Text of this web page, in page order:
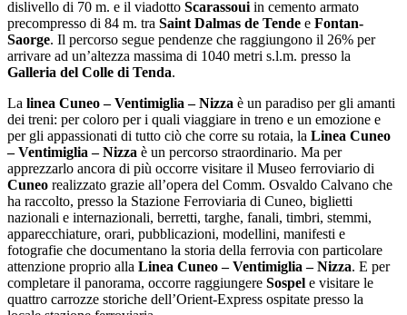
dislivello di 70 m. e il viadotto Scarassoui in cemento armato
precompresso di 84 m. tra Saint Dalmas de Tende e Fontan-
Saorge. Il percorso segue pendenze che raggiungono il 26% per
arrivare ad un’altezza massima di 1040 metri s.l.m. presso la
Galleria del Colle di Tenda.
La linea Cuneo – Ventimiglia – Nizza è un paradiso per gli amanti
dei treni: per coloro per i quali viaggiare in treno e un emozione e
per gli appassionati di tutto ciò che corre su rotaia, la Linea Cuneo
– Ventimiglia – Nizza è un percorso straordinario. Ma per
apprezzarlo ancora di più occorre visitare il Museo ferroviario di
Cuneo realizzato grazie all’opera del Comm. Osvaldo Calvano che
ha raccolto, presso la Stazione Ferroviaria di Cuneo, biglietti
nazionali e internazionali, berretti, targhe, fanali, timbri, stemmi,
apparecchiature, orari, pubblicazioni, modellini, manifesti e
fotografie che documentano la storia della ferrovia con particolare
attenzione proprio alla Linea Cuneo – Ventimiglia – Nizza. E per
completare il panorama, occorre raggiungere Sospel e visitare le
quattro carrozze storiche dell’Orient-Express ospitate presso la